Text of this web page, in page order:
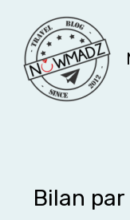
contenu
Bilan par